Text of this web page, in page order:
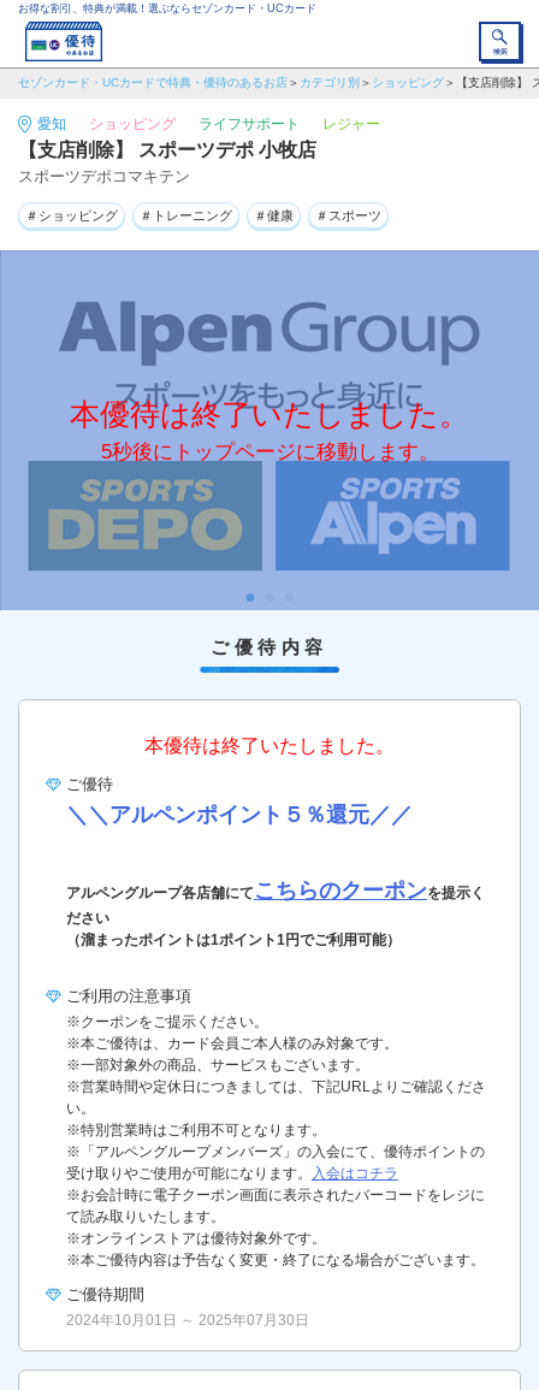
お得な割引、特典が満載！選ぶならセゾンカード・UCカード
セゾンカード・UCカードで特典・優待のあるお店 カテゴリ別 ショッピング 【支店削除】
愛知 ショッピング ライフサポート レジャー
【支店削除】 スポーツデポ 小牧店
スポーツデポコマキテン
＃ショッピング ＃トレーニング ＃健康 ＃スポーツ
本優待は終了いたしました。
5秒後にトップページに移動します。
ご優待内容
本優待は終了いたしました。
ご優待
＼＼アルペンポイント５％還元／／
アルペングループ各店舗にて こちらのクーポンを提示く
ださい
（溜まったポイントは1ポイント1円でご利用可能）
ご利用の注意事項
※クーポンをご提示ください。
※本ご優待は、カード会員ご本人様のみ対象です。
※一部対象外の商品、サービスもございます。
※営業時間や定休日につきましては、下記URLよりご確認くださ
い。
※特別営業時はご利用不可となります。
※「アルペングループメンバーズ」の入会にて、優待ポイントの
受け取りやご使用が可能になります。
入会はコチラ
※お会計時に電子クーポン画面に表示されたバーコードをレジに
て読み取りいたします。
※オンラインストアは優待対象外です。
※本ご優待内容は予告なく変更・終了になる場合がございます。
ご優待期間
2024年10月01日 ～ 2025年07月30日